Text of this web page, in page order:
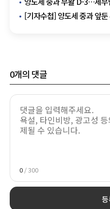
우려 확산
[기자수첩] 양도세 중과 앞
0개의 댓글
0 / 300